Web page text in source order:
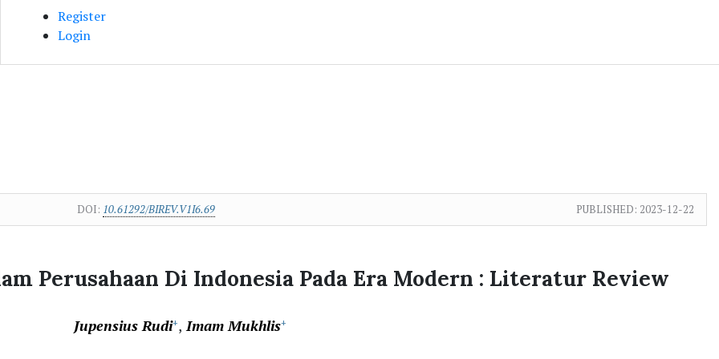
Register
Login
DOI: 10.61292/BIREV.V1I6.69 PUBLISHED: 2023-12-22
Perusahaan Di Indonesia Pada Era Modern : Literatur Review
Jupensius Rudi+ Imam Mukhlis+